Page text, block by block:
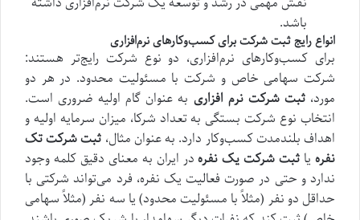
باشد.
انواع رایج ثبت شرکت برای کسب‌وکارهای نرم‌افزاری
برای کسب‌وکارهای نرم‌افزاری، دو نوع شرکت رایج‌تر هستند:
شرکت سهامی خاص و شرکت با مسئولیت محدود. در هر دو
مورد، ثبت شرکت نرم افزاری به عنوان گام اولیه ضروری است.
انتخاب نوع شرکت بستگی به تعداد شرکا، میزان سرمایه اولیه و
اهداف بلندمدت کسب‌وکار دارد. به عنوان مثال، ثبت شرکت تک
نفره یا ثبت شرکت یک نفره در ایران به معنای دقیق کلمه وجود
ندارد و حتی در صورت فعالیت یک نفره، فرد می‌تواند شرکتی با
حداقل دو نفر (مثلاً با مسئولیت محدود) یا سه نفر (مثلاً سهامی